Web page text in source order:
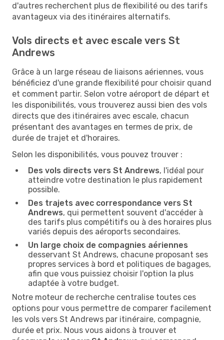
d'autres recherchent plus de flexibilité ou des tarifs
avantageux via des itinéraires alternatifs.
Vols directs et avec escale vers St
Andrews
Grâce à un large réseau de liaisons aériennes, vous
bénéficiez d'une grande flexibilité pour choisir quand
et comment partir. Selon votre aéroport de départ et
les disponibilités, vous trouverez aussi bien des vols
directs que des itinéraires avec escale, chacun
présentant des avantages en termes de prix, de
durée de trajet et d'horaires.
Selon les disponibilités, vous pouvez trouver :
Des vols directs vers St Andrews, l'idéal pour
atteindre votre destination le plus rapidement
possible.
Des trajets avec correspondance vers St
Andrews, qui permettent souvent d'accéder à
des tarifs plus compétitifs ou à des horaires plus
variés depuis des aéroports secondaires.
Un large choix de compagnies aériennes
desservant St Andrews, chacune proposant ses
propres services à bord et politiques de bagages,
afin que vous puissiez choisir l'option la plus
adaptée à votre budget.
Notre moteur de recherche centralise toutes ces
options pour vous permettre de comparer facilement
les vols vers St Andrews par itinéraire, compagnie,
durée et prix. Nous vous aidons à trouver et